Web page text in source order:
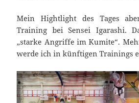
Mein Hightlight des Tages
Training bei Sensei Igarashi.
„starke Angriffe im Kumite“.
werde ich in künftigen Trainings